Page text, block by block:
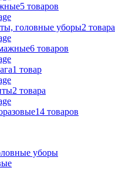
5 товаров
головные уборы2 товара
6 товаров
1 товар
2 товара
14 товаров
уборы